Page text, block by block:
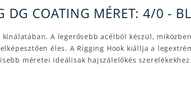
DG COATING MÉRET: 4/0 -
A legerősebb acélból készül,
éles. A Rigging Hook kiállja a
méretei ideálisak hajszálelőkés szerelékekhez.